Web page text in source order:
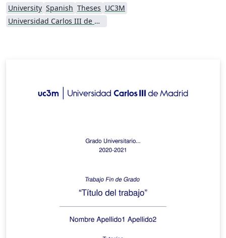
University Spanish Theses UC3M
Universidad Carlos III de Madrid